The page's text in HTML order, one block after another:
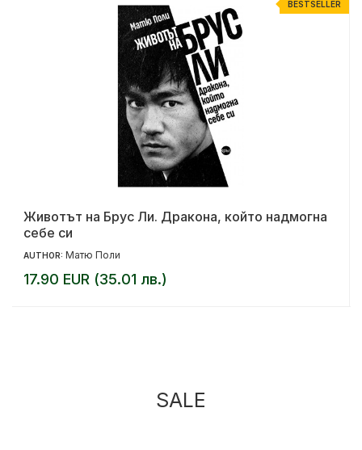
BESTSELLER
Животът на Брус Ли. Дракона, който надмогна
себе си
AUTHOR: Матю Поли
17.90 EUR (35.01 лв.)
SALE